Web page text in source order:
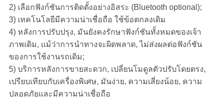
2) เลือกฟังก์ชันการติดตั้งอย่างอิสระ (Bluetooth optional);
3) เทคโนโลยีมีความน่าเชื่อถือ ใช้ข้อตกลงเดิม
4) หลังการปรับปรุง, มันยังคงรักษาฟังก์ชันทั้งหมดของเจ้า
ภาพเดิม, แม้ว่าการนําทางจะผิดพลาด, ไม่ส่งผลต่อฟังก์ชัน
ของการใช้งานรถเดิม;
5) บริการหลังการขายสะดวก, เปลี่ยนโมดูลตัวปรับโดยตรง,
เปรียบเทียบกับเครื่องพิเศษ, มันง่าย, ความเสี่ยงน้อย, ความ
ปลอดภัยและมีความน่าเชื่อถือ